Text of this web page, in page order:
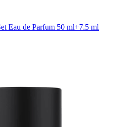
Eau de Parfum 50 ml+7.5 ml